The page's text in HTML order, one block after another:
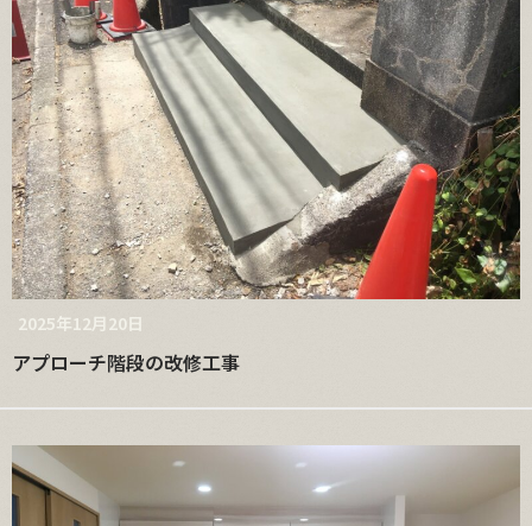
2025年12月20日
アプローチ階段の改修工事